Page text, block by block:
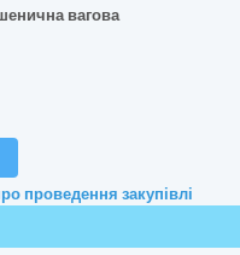
вагова
проведення закупівлі